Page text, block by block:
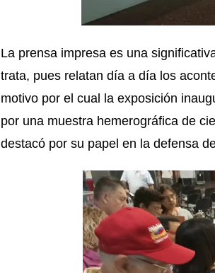
La prensa impresa es una
trata, pues relatan día a día los
motivo por el cual la exposición
por una muestra hemerográfica de
destacó por su papel en la defensa